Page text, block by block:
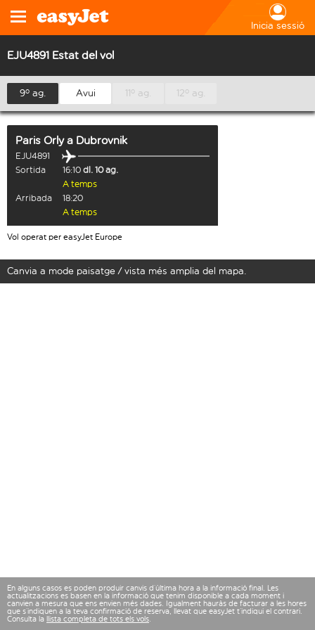
Inicia sessió
EJU4891 Estat del vol
9º ag. Avui 11º ag. 12º ag.
Paris Orlya Dubrovnik
EJU4891
Sortida
16:10 dl. 10 ag.
A temps
Arribada
18:20
A temps
Vol operat per easyJet Europe
Canvia a mode paisatge / vista més amplia del mapa.
En alguns casos es poden produir canvis d’última hora a la informació final. Les
actualitzacions es basen en la informació que tenim disponible a cada moment i
canvien a mesura que ens envien més dades. Igualment hauràs de facturar a les hores
que s’indiquen a la teva confirmació de reserva, llevat que easyJet t’indiqui el contrari.
Consulta la llista completa de tots els vols.